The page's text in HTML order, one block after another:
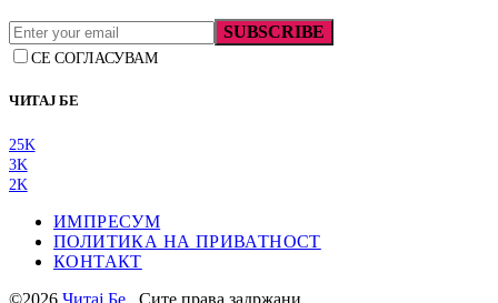
SUBSCRIBE
СЕ СОГЛАСУВАМ
ЧИТАЈ БЕ
25K
3K
2K
ИМПРЕСУМ
ПОЛИТИКА НА ПРИВАТНОСТ
КОНТАКТ
©2026 Читај Бе . Сите права задржани.